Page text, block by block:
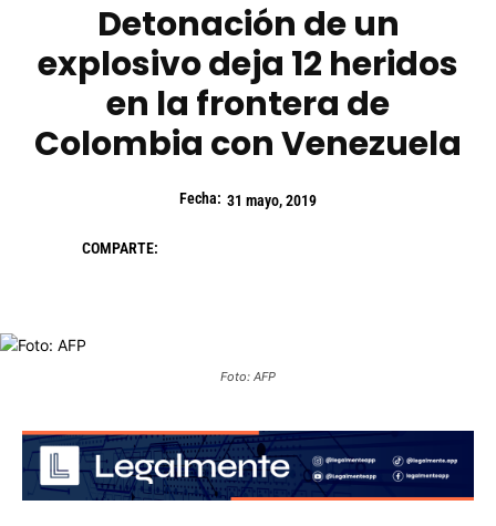
Detonación de un
explosivo deja 12 heridos
en la frontera de
Colombia con Venezuela
Fecha: 31 mayo, 2019
COMPARTE:
Foto: AFP